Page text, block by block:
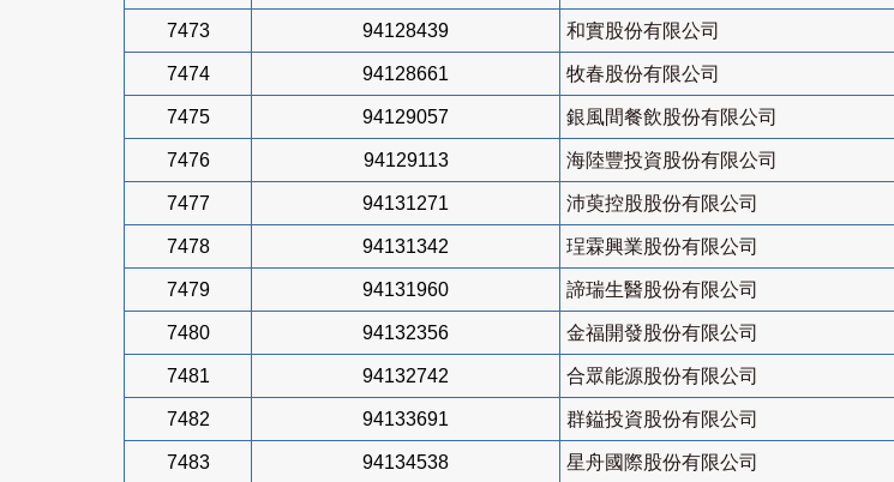
7473 94128439 和實股份有限公司
7474 94128661 牧春股份有限公司
7475 94129057 銀風間餐飲股份有限公司
7476 94129113 海陸豐投資股份有限公司
7477 94131271 沛萸控股股份有限公司
7478 94131342 珵霖興業股份有限公司
7479 94131960 諦瑞生醫股份有限公司
7480 94132356 金福開發股份有限公司
7481 94132742 合眾能源股份有限公司
7482 94133691 群鎰投資股份有限公司
7483 94134538 星舟國際股份有限公司